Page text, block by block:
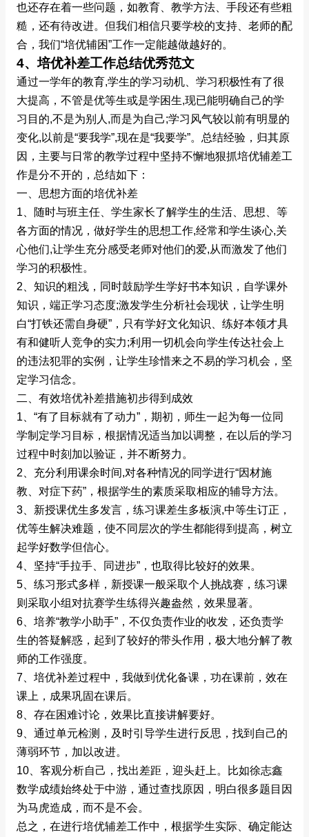
也还存在着一些问题，如教育、教学方法、手段还有些粗
糙，还有待改进。但我们相信只要学校的支持、老师的配
合，我们“培优辅困”工作一定能越做越好的。
4、培优补差工作总结优秀范文
通过一学年的教育,学生的学习动机、学习积极性有了很
大提高，不管是优等生或是学困生,现已能明确自己的学
习目的,不是为别人,而是为自己;学习风气较以前有明显的
变化,以前是“要我学”,现在是“我要学”。总结经验，归其原
因，主要与日常的教学过程中坚持不懈地狠抓培优辅差工
作是分不开的，总结如下：
一、思想方面的培优补差
1、随时与班主任、学生家长了解学生的生活、思想、等
各方面的情况，做好学生的思想工作,经常和学生谈心,关
心他们,让学生充分感受老师对他们的爱,从而激发了他们
学习的积极性。
2、知识的粗浅，同时鼓励学生学好书本知识，自学课外
知识，端正学习态度;激发学生分析社会现状，让学生明
白“打铁还需自身硬”，只有学好文化知识、练好本领才具
有和健听人竞争的实力;利用一切机会向学生传达社会上
的违法犯罪的实例，让学生珍惜来之不易的学习机会，坚
定学习信念。
二、有效培优补差措施初步得到成效
1、“有了目标就有了动力”，期初，师生一起为每一位同
学制定学习目标，根据情况适当加以调整，在以后的学习
过程中时刻加以验证，并不断努力。
2、充分利用课余时间,对各种情况的同学进行“因材施
教、对症下药”，根据学生的素质采取相应的辅导方法。
3、新授课优生多发言，练习课差生多板演,中等生订正，
优等生解决难题，使不同层次的学生都能得到提高，树立
起学好数学但信心。
4、坚持“手拉手、同进步”，也取得比较好的效果。
5、练习形式多样，新授课一般采取个人挑战赛，练习课
则采取小组对抗赛学生练得兴趣盎然，效果显著。
6、培养“教学小助手”，不仅负责作业的收发，还负责学
生的答疑解惑，起到了较好的带头作用，极大地分解了教
师的工作强度。
7、培优补差过程中，我做到优化备课，功在课前，效在
课上，成果巩固在课后。
8、存在困难讨论，效果比直接讲解要好。
9、通过单元检测，及时引导学生进行反思，找到自己的
薄弱环节，加以改进。
10、客观分析自己，找出差距，迎头赶上。比如徐志鑫
数学成绩始终处于中游，通过查找原因，明白很多题目因
为马虎造成，而不是不会。
总之，在进行培优辅差工作中，根据学生实际、确定能达